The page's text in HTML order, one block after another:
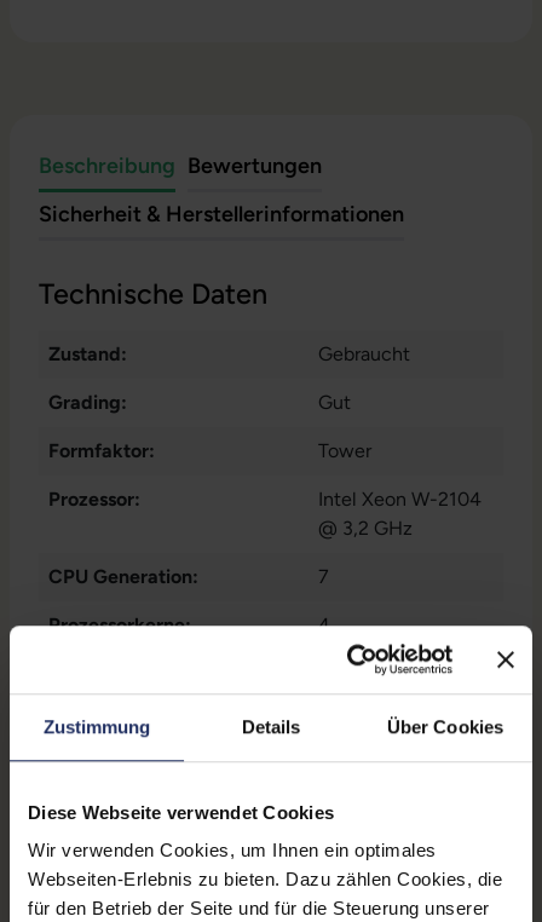
Zustimmung Details Über Cookies
Diese Webseite verwendet Cookies
Wir verwenden Cookies, um Ihnen ein optimales
Webseiten-Erlebnis zu bieten. Dazu zählen Cookies, die
für den Betrieb der Seite und für die Steuerung unserer
Beschreibung Bewertungen
Sicherheit & Herstellerinformationen
Technische Daten
Zustand: Gebraucht
Grading: Gut
Formfaktor: Tower
Prozessor:
Intel Xeon W-2104
@ 3,2 GHz
CPU Generation: 7
Prozessorkerne: 4
Quadro P4000
Grafikkartenspeicher: 8 GB GDDR5
Datenspeicher: 500 GB SSD
Arbeitsspeicher: 32 GB DDR4
Produkttyp: Workstation